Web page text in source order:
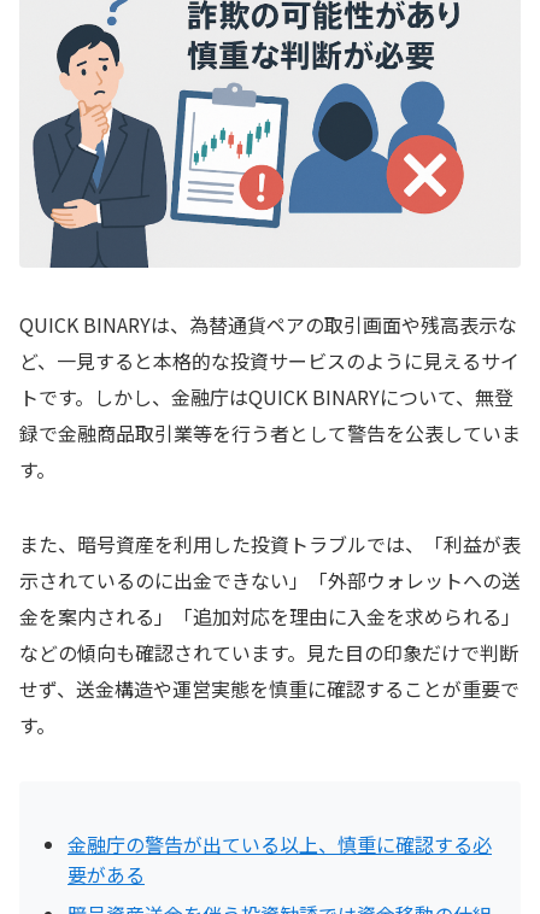
QUICK BINARYは口コミが少なく、利用実態を第三者情
報から判断しにくい
口コミが少ないからといって安全とは限らない
第三者情報が少ないサービスは慎重に確認したい
情報が少ない状態での送金は慎重に判断するべき
金融庁はQUICK BINARYについて警告を公表している
慎重に確認すべき
QUICK BINARYで確認される暗号資産送金型の手口と注
意点
外部ウォレットへの送金を案内される場合は慎重な
確認が必要
“出金前の追加対応”を理由に送金が続く構造には注
QUICK BINARYは、為替通貨ペアの取引画面や残高表示な
ど、一見すると本格的な投資サービスのように見えるサイ
トです。しかし、金融庁はQUICK BINARYについて、無登
録で金融商品取引業等を行う者として警告を公表していま
す。
また、暗号資産を利用した投資トラブルでは、「利益が表
示されているのに出金できない」「外部ウォレットへの送
金を案内される」「追加対応を理由に入金を求められる」
などの傾向も確認されています。見た目の印象だけで判断
せず、送金構造や運営実態を慎重に確認することが重要で
す。
金融庁の警告が出ている以上、慎重に確認する必
要がある